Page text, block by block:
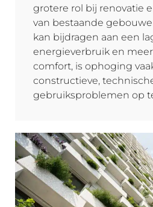
grotere rol bij renovatie
van bestaande
kan bijdragen aan een
energieverbruik en
comfort, is ophoging
constructieve,
gebruiksproblemen op